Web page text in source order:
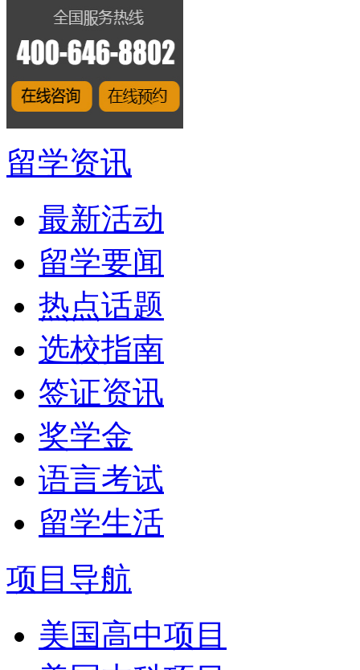
留学资讯
最新活动
留学要闻
热点话题
选校指南
签证资讯
奖学金
语言考试
留学生活
项目导航
美国高中项目